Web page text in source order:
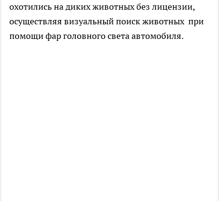
охотились на диких животных без лицензии,
осуществляя визуальный поиск животных при
помощи фар головного света автомобиля.